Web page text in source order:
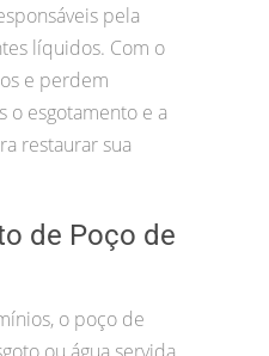
pela
líquidos. Com o
e perdem
o esgotamento e a
restaurar sua
de Poço de
o poço de